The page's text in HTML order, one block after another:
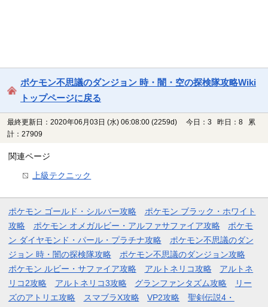
ポケモン不思議のダンジョン 時・闇・空の探検隊攻略Wiki
トップページに戻る
最終更新日：2020年06月03日 (水) 06:08:00 (2259d)
今日：3 昨日：8 累
計：27909
関連ページ
上級テクニック
ポケモン ゴールド・シルバー攻略
ポケモン ブラック・ホワイト
攻略
ポケモン オメガルビー・アルファサファイア攻略
ポケモ
ン ダイヤモンド・パール・プラチナ攻略
ポケモン不思議のダン
ジョン 時・闇の探検隊攻略
ポケモン不思議のダンジョン攻略
ポケモン ルビー・サファイア攻略
アルトネリコ攻略
アルトネ
リコ2攻略
アルトネリコ3攻略 グランファンタズム攻略
リー
ズのアトリエ攻略
スマブラX攻略 VP2攻略
聖剣伝説4・